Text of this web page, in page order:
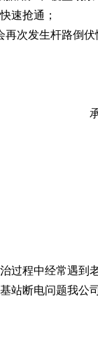
速抢通；
次发生杆路倒伏
承办单
程中经常遇到
站断电问题我公